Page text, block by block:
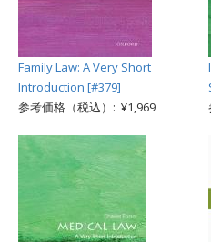
Family Law: A Very Short
Introduction [#379]
参考価格（税込）: ¥1,969